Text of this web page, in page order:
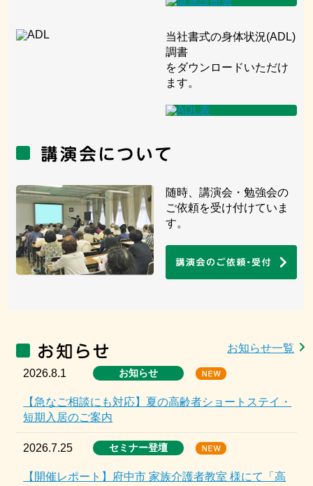
当社書式の身体状況(ADL)
調書
をダウンロードいただけ
ます。
随時、講演会・勉強会の
ご依頼を受け付けていま
す。
お知らせ一覧
2026.8.1 お知らせ
【急なご相談にも対応】夏の高齢者ショートステイ・
短期入居のご案内
2026.7.25 セミナー登壇
【開催レポート】府中市 家族介護者教室 様にて「高